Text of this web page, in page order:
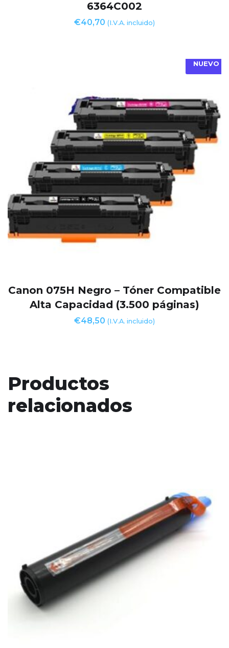
6364C002
€40,70 (I.V.A. incluido)
NUEVO
Canon 075H Negro – Tóner Compatible
Alta Capacidad (3.500 páginas)
€48,50 (I.V.A. incluido)
Productos
relacionados